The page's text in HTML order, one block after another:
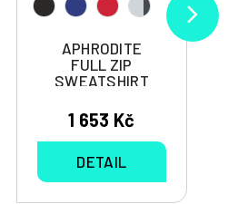
APHRODITE
FULL ZIP
SWEATSHIRT
1 653 Kč
DETAIL